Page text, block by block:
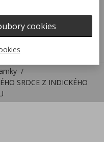
SRDCE Z INDICKÉHO
cookies